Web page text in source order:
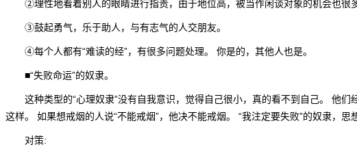
②理性地看着别人的眼睛进行指责，由于地位高，被当作闲谈对象的机会也很
③鼓起勇气，乐于助人，与有志气的人交朋友。
④每个人都有“难读的经”，有很多问题处理。 你是的，其他人也是。
■“失败命运”的奴隶。
这种类型的“心理奴隶”没有自我意识，觉得自己很小，真的看不到自己。 他
这样。 如果想戒烟的人说“不能戒烟”，他决不能戒烟。 “我注定要失败”的奴隶，思
对策: